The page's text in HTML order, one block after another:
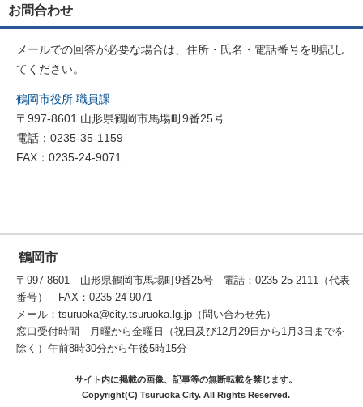
お問合わせ
メールでの回答が必要な場合は、住所・氏名・電話番号を明記し
てください。
鶴岡市役所 職員課
〒997-8601 山形県鶴岡市馬場町9番25号
電話：0235-35-1159
FAX：0235-24-9071
鶴岡市
〒997-8601 山形県鶴岡市馬場町9番25号 電話：0235-25-2111（代表
番号） FAX：0235-24-9071
メール：tsuruoka@city.tsuruoka.lg.jp（問い合わせ先）
窓口受付時間 月曜から金曜日（祝日及び12月29日から1月3日までを
除く）午前8時30分から午後5時15分
サイト内に掲載の画像、記事等の無断転載を禁じます。
Copyright(C) Tsuruoka City. All Rights Reserved.